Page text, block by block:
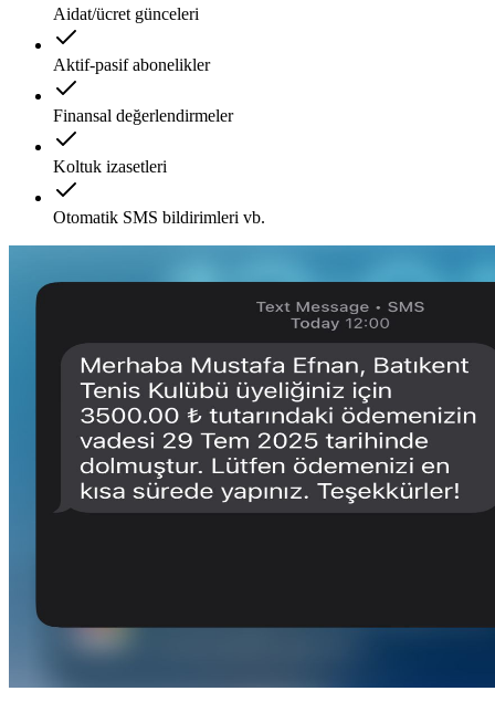
Aidat/ücret günceleri
Aktif-pasif abonelikler
Finansal değerlendirmeler
Koltuk izasetleri
Otomatik SMS bildirimleri vb.